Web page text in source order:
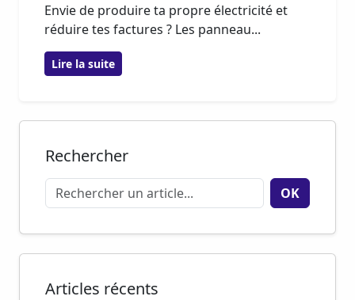
Envie de produire ta propre électricité et
réduire tes factures ? Les panneau...
Lire la suite
Rechercher
Articles récents